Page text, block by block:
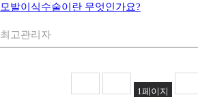
모발이식수술이란 무엇인가요?
최고관리자
1 페이지